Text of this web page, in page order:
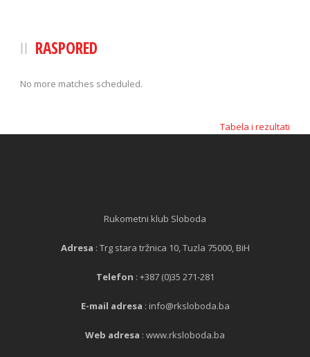
RASPORED
No more matches scheduled.
Tabela i rezultati
Rukometni klub Sloboda
Adresa : Trg stara tržnica 10, Tuzla 75000, BiH
Telefon : +387 (0)35 271-281
E-mail adresa : info@rksloboda.ba
Web adresa : www.rksloboda.ba